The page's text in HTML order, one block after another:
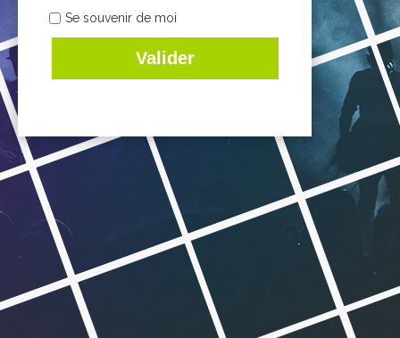
Se souvenir de moi